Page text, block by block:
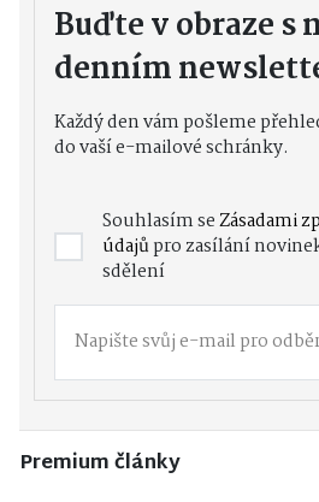
Buďte v obraze s
denním
Každý den vám pošleme
do vaší e-mailové schránky.
Souhlasím seZásadami
údajůpro zasílání
sdělení
Premium články